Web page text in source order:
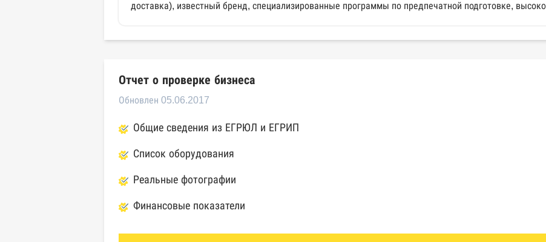
доставка), известный бренд, специализированные программы по предпечатной подготовке,
Отчет о проверке бизнеса
Обновлен 05.06.2017
Общие сведения из ЕГРЮЛ и ЕГРИП
Список оборудования
Реальные фотографии
Финансовые показатели